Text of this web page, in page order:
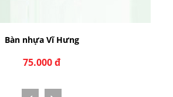
Bàn nhựa Vĩ Hưng
75.000 đ